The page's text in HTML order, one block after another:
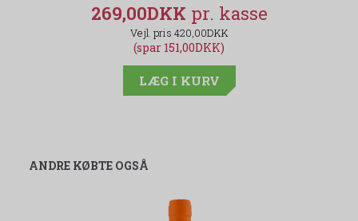
269,00DKK
420,00DKK
(spar 151,00DKK)
LÆG I KURV
ANDRE KØBTE OGSÅ